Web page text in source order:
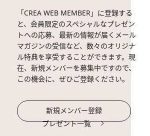
「CREA WEB MEMBER」に登録する
と、会員限定のスペシャルなプレゼン
トへの応募、最新の情報が届くメール
マガジンの受信など、数々のオリジナ
ル特典を享受することができます。現
在、新規メンバーを募集中ですので、
この機会に、ぜひご登録ください。
新規メンバー登録
プレゼント一覧